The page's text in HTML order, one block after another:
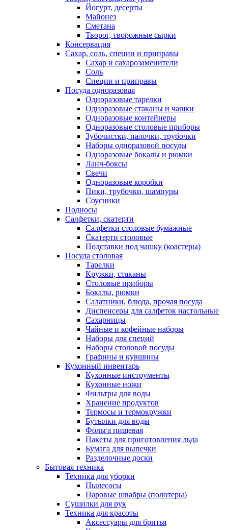
Йогурт, десерты
Майонез
Сметана
Творог, творожные сырки
Консервация
Сахар, соль, специи и приправы
Сахар и сахарозаменители
Соль
Специи и приправы
Посуда одноразовая
Одноразовые тарелки
Одноразовые стаканы и чашки
Одноразовые контейнеры
Одноразовые столовые приборы
Зубочистки, палочки, трубочки
Наборы одноразовой посуды
Одноразовые бокалы и рюмки
Ланч-боксы
Свечи
Одноразовые коробки
Пики, трубочки, шампуры
Соусники
Подносы
Салфетки, скатерти
Салфетки столовые бумажные
Скатерти столовые
Подставки под чашку (коастеры)
Посуда столовая
Тарелки
Кружки, стаканы
Столовые приборы
Бокалы, рюмки
Салатники, блюда, прочая посуда
Диспенсеры для салфеток настольные
Сахарницы
Чайные и кофейные наборы
Наборы для специй
Наборы столовой посуды
Графины и кувшины
Кухонный инвентарь
Кухонные инструменты
Кухонные ножи
Фильтры для воды
Хранение продуктов
Термосы и термокружки
Бутылки для воды
Фольга пищевая
Пакеты для приготовления льда
Бумага для выпечки
Разделочные доски
Бытовая техника
Техника для уборки
Пылесосы
Паровые швабры (полотеры)
Сушилки для рук
Техника для красоты
Аксессуары для бритья